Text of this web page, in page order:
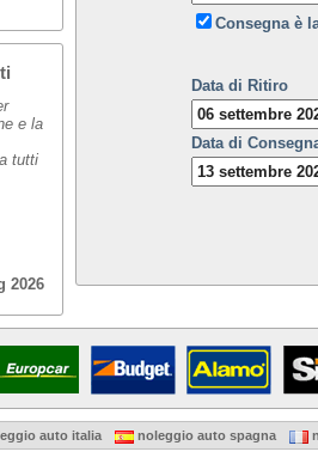
e la
tutti
2026
Consegna è
Data di Ritiro
Data di
auto italia noleggio auto spagna